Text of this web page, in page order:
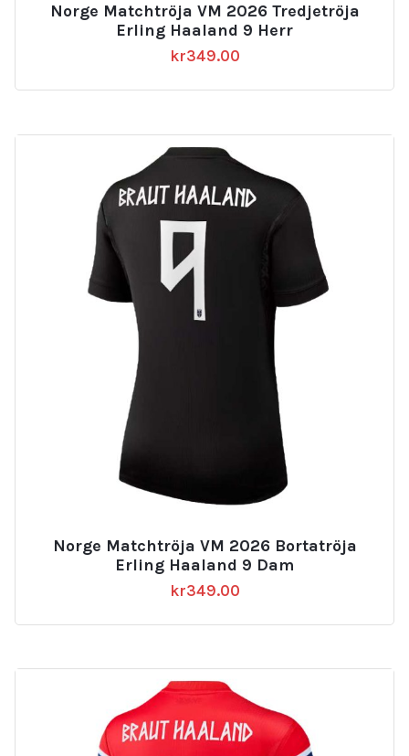
Norge Matchtröja VM 2026 Tredjetröja
Erling Haaland 9 Herr
kr349.00
Norge Matchtröja VM 2026 Bortatröja
Erling Haaland 9 Dam
kr349.00